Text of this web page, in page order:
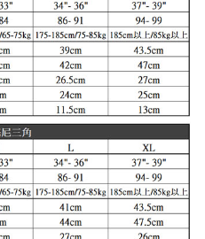
之「AFTEE先享後付」服務完成之交
資料，並將交易相關給付款項請求債
下網址：
理人或監護人之同意方可使用
者引起之損失，本公司不負相關責
據個別帳號之用戶狀況，依本公司即
度不足之情形，本公司將視審查結果
資訊註冊。若發現惡意使用之情形，
戶之使用額度並採取法律行動。
)免運費
、蘭嶼(郵局配送)
服通知小編)
查看運費